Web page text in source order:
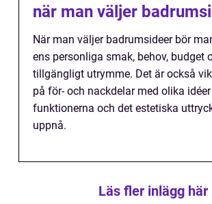
när man väljer
När man väljer badrumsideer bör
ens personliga smak, behov, budget
tillgängligt utrymme. Det är också
på för- och nackdelar med olika
funktionerna och det estetiska
uppnå.
Läs fler inlägg här